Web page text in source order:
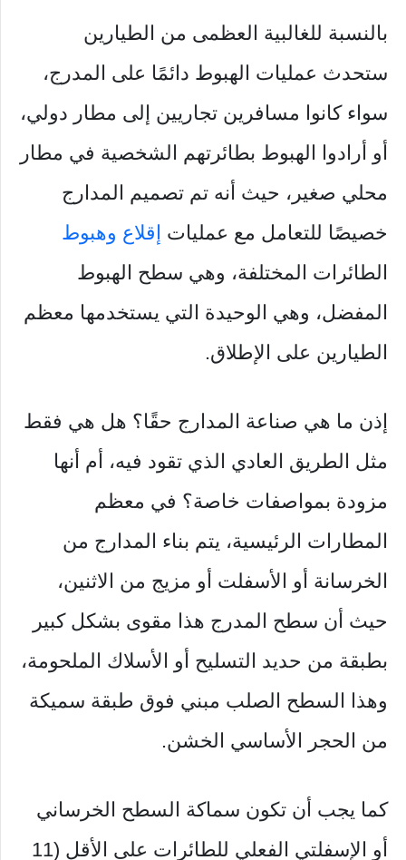
بالنسبة للغالبية العظمى من الطيارين
ستحدث عمليات الهبوط دائمًا على المدرج،
سواء كانوا مسافرين تجاريين إلى مطار دولي،
أو أرادوا الهبوط بطائرتهم الشخصية في مطار
محلي صغير، حيث أنه تم تصميم المدارج
خصيصًا للتعامل مع عمليات إقلاع وهبوط
الطائرات المختلفة، وهي سطح الهبوط
المفضل، وهي الوحيدة التي يستخدمها معظم
الطيارين على الإطلاق.
إذن ما هي صناعة المدارج حقًا؟ هل هي فقط
مثل الطريق العادي الذي تقود فيه، أم أنها
مزودة بمواصفات خاصة؟ في معظم
المطارات الرئيسية، يتم بناء المدارج من
الخرسانة أو الأسفلت أو مزيج من الاثنين،
حيث أن سطح المدرج هذا مقوى بشكل كبير
بطبقة من حديد التسليح أو الأسلاك الملحومة،
وهذا السطح الصلب مبني فوق طبقة سميكة
من الحجر الأساسي الخشن.
كما يجب أن تكون سماكة السطح الخرساني
أو الإسفلتي الفعلي للطائرات على الأقل (11